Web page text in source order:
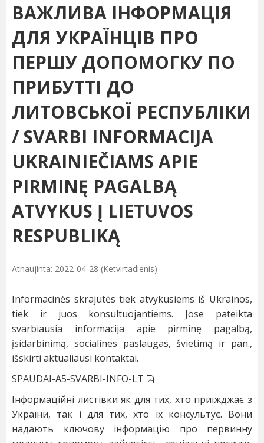
ВАЖЛИВА ІНФОРМАЦІЯ
ДЛЯ УКРАЇНЦІВ ПРО
ПЕРШУ ДОПОМОГКУ ПО
ПРИБУТТІ ДО
ЛИТОВСЬКОЇ РЕСПУБЛІКИ
/ SVARBI INFORMACIJA
UKRAINIEČIAMS APIE
PIRMINĘ PAGALBĄ
ATVYKUS Į LIETUVOS
RESPUBLIKĄ
Atnaujinta: 2022-04-28 (Ketvirtadienis)
Informacinės skrajutės tiek atvykusiems iš Ukrainos,
tiek ir juos konsultuojantiems. Jose pateikta
svarbiausia informacija apie pirminę pagalbą,
įsidarbinimą, socialines paslaugas, švietimą ir pan.,
išskirti aktualiausi kontaktai.
SPAUDAI-A5-SVARBI-INFO-LT
Інформаційні листівки як для тих, хто приїжджає з
України, так і для тих, хто їх консультує. Вони
надають ключову інформацію про первинну